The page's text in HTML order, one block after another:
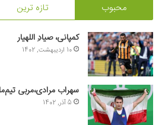
محبوب تازه ترین
کمپانی، صیادِ اللهیار
10 اردیبهشت, 1402
سهراب مرادی،مربی
5 آذر, 1402